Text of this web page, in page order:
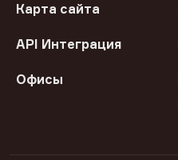
Карта сайта
API Интеграция
Офисы